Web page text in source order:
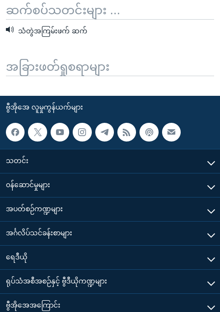
ဆက်စပ်သတင်းများ ...
သံတွဲအကြမ်းဖက် ဆက်
အခြားဖတ်ရှုစရာများ
ဗွီအိုအေ လူမှုကွန်ယက်များ
သတင်း
၀န်ဆောင်မှုများ
အပတ်စဉ်ကဏ္ဍများ
အင်္ဂလိပ်သင်ခန်းစာများ
ရေဒီယို
ရုပ်သံအစီအစဉ်နှင့် ဗွီဒီယိုကဏ္ဍများ
ဗွီအိုအေအကြောင်း